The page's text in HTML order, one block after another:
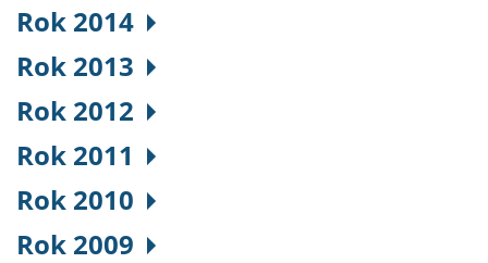
Rok 2014
Rok 2013
Rok 2012
Rok 2011
Rok 2010
Rok 2009